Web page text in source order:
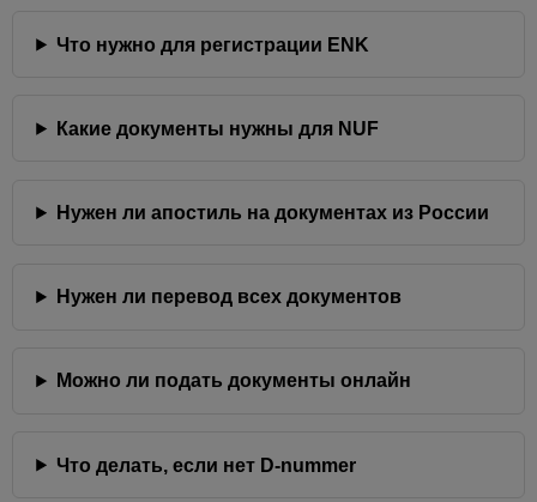
Что нужно для регистрации ENK
Какие документы нужны для NUF
Нужен ли апостиль на документах из России
Нужен ли перевод всех документов
Можно ли подать документы онлайн
Что делать, если нет D-nummer